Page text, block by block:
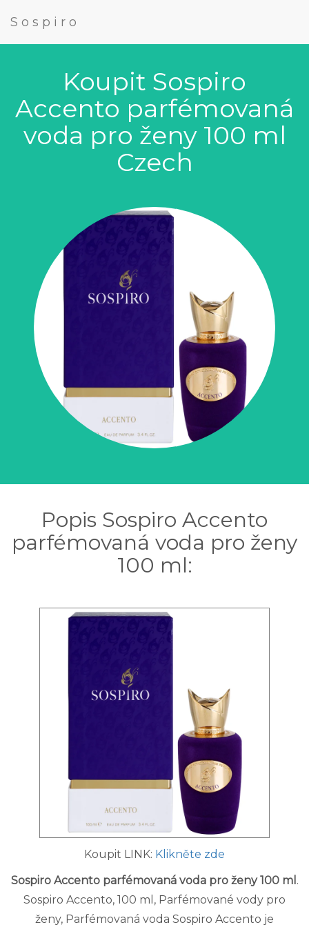
Sospiro
Koupit Sospiro
Accento parfémovaná
voda pro ženy 100 ml
Czech
Popis Sospiro Accento
parfémovaná voda pro ženy
100 ml:
Koupit LINK: Klikněte zde
Sospiro Accento parfémovaná voda pro ženy 100 ml .
Sospiro Accento, 100 ml, Parfémované vody pro
ženy, Parfémovaná voda Sospiro Accento je